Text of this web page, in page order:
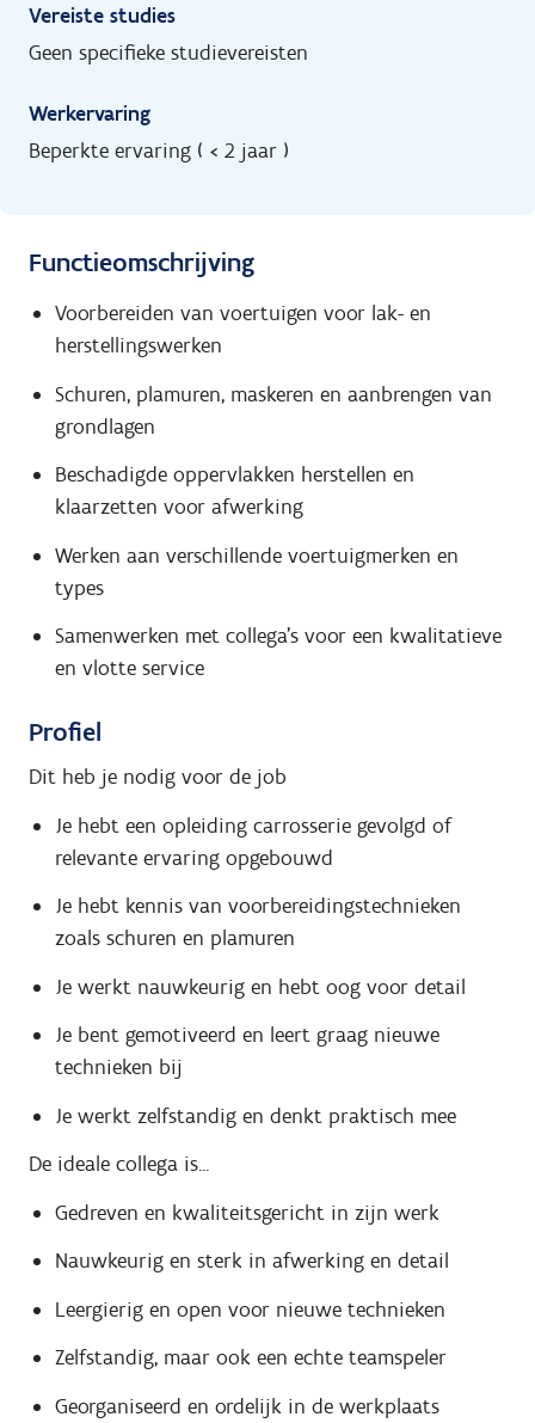
Vereiste studies
Geen specifieke studievereisten
Werkervaring
Beperkte ervaring ( < 2 jaar )
Functieomschrijving
Voorbereiden van voertuigen voor lak- en
herstellingswerken
Schuren, plamuren, maskeren en aanbrengen van
grondlagen
Beschadigde oppervlakken herstellen en
klaarzetten voor afwerking
Werken aan verschillende voertuigmerken en
types
Samenwerken met collega’s voor een kwalitatieve
en vlotte service
Profiel
Dit heb je nodig voor de job
Je hebt een opleiding carrosserie gevolgd of
relevante ervaring opgebouwd
Je hebt kennis van voorbereidingstechnieken
zoals schuren en plamuren
Je werkt nauwkeurig en hebt oog voor detail
Je bent gemotiveerd en leert graag nieuwe
technieken bij
Je werkt zelfstandig en denkt praktisch mee
De ideale collega is...
Gedreven en kwaliteitsgericht in zijn werk
Nauwkeurig en sterk in afwerking en detail
Leergierig en open voor nieuwe technieken
Zelfstandig, maar ook een echte teamspeler
Georganiseerd en ordelijk in de werkplaats